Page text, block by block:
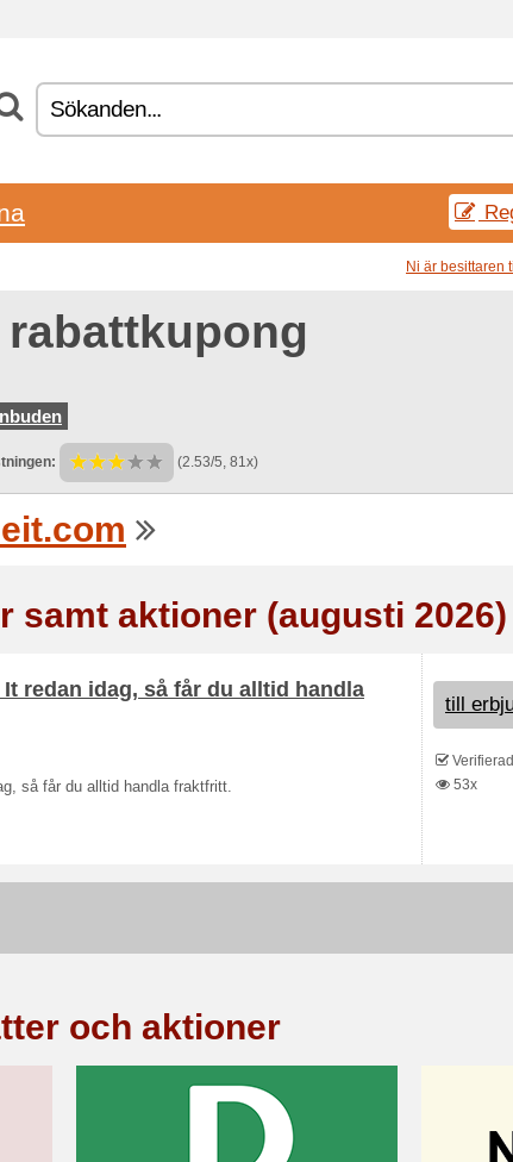
Ni är besittaren
(2.53/5, 81x)
samt aktioner (augusti 2026)
redan idag, så får du alltid handla
så får du alltid handla fraktfritt.
till
53x
och aktioner